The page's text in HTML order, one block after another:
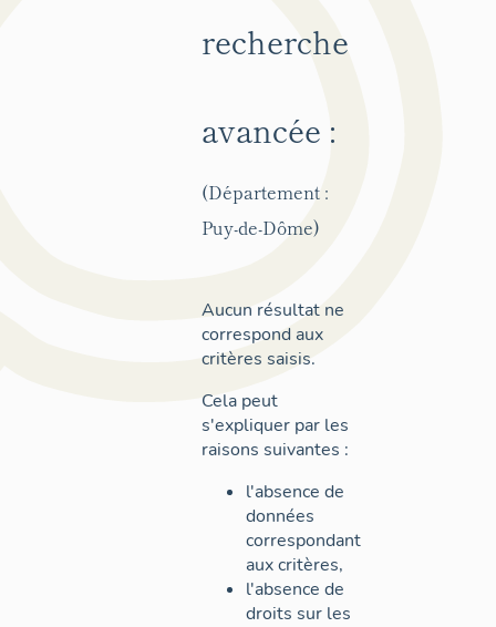
recherche
avancée :
(Département :
Puy-de-Dôme)
Aucun résultat ne
correspond aux
critères saisis.
Cela peut
s'expliquer par les
raisons suivantes :
l'absence de
données
correspondant
aux critères,
l'absence de
droits sur les